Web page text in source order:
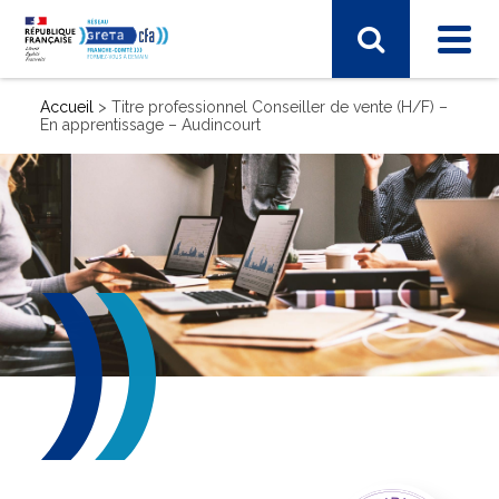
SECTEUR D'ACTIVITÉ
Sciences humaines, langues, pédagogie, information
communication
Sport, hôtellerie, restauration, tourisme
Vie et gestion des organisations
Transport – Logistique
Arts, spectacle, industries créatives
BTP - bâtiment travaux publics
Commerce, marketing, finance
Electronique, informatique, télécomunication
Accueil > Titre professionnel Conseiller de vente (H/F) –
En apprentissage – Audincourt